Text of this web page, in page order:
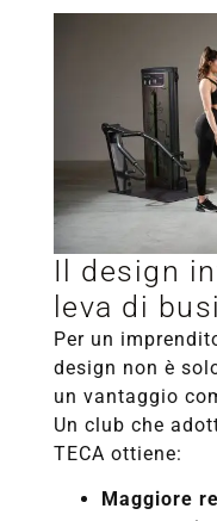
Il design
leva di
Per un
design non è
un vantaggio
Un club che
TECA ottiene:
Maggiore